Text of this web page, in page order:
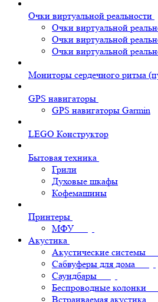
Очки виртуальной реальности
Очки виртуальной
Очки виртуальной
Очки виртуальной
Мониторы сердечного ритма
GPS навигаторы
GPS навигаторы Garmin
LEGO Конструктор
Бытовая техника
Грили
Духовые шкафы
Кофемашины
Принтеры
МФУ
Акустика
Акустические системы
Сабвуферы для дома
Саундбары
Беспроводные колонки
Встраиваемая акустика